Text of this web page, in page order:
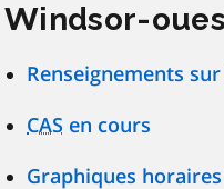
Windsor-
Renseignements
CAS en cours
Graphiques